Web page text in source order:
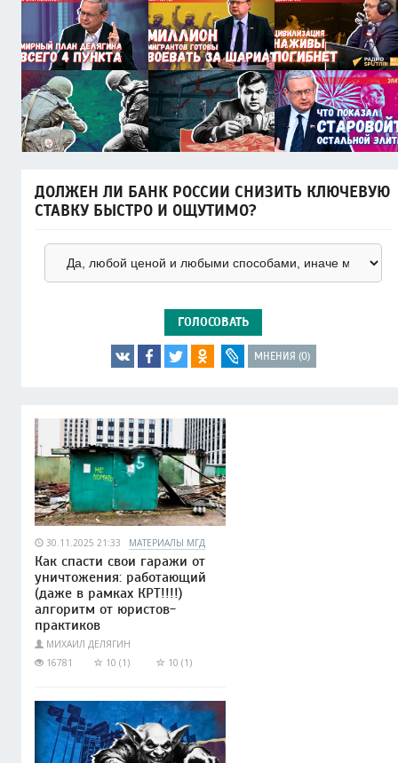
ДОЛЖЕН ЛИ БАНК РОССИИ СНИЗИТЬ КЛЮЧЕВУЮ
СТАВКУ БЫСТРО И ОЩУТИМО?
ГОЛОСОВАТЬ
МНЕНИЯ (0)
30.11.2025 21:33 МАТЕРИАЛЫ МГД
Как спасти свои гаражи от
уничтожения: работающий
(даже в рамках КРТ!!!!)
алгоритм от юристов-
практиков
МИХАИЛ ДЕЛЯГИН
16781
10 (1) 10 (1)